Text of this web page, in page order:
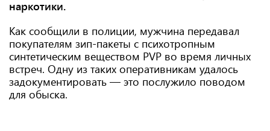
наркотики.
Как сообщили в полиции, мужчина передавал
покупателям зип-пакеты с психотропным
синтетическим веществом PVP во время личных
встреч. Одну из таких оперативникам удалось
задокументировать — это послужило поводом
для обыска.